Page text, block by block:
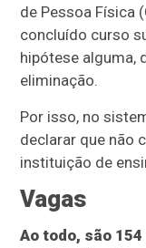
de Pessoa Física
concluído curso
hipótese alguma,
eliminação.
Por isso, no
declarar que não
instituição de
Vagas
Ao todo, são